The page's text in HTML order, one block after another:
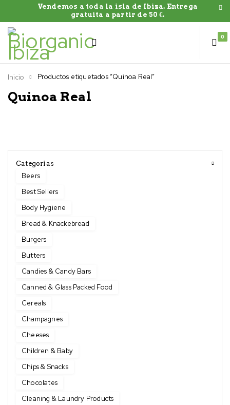
Vendemos a toda la isla de Ibiza. Entrega
gratuíta a partir de 50 €.
0
Quinoa Real
Inicio Productos etiquetados “Quinoa Real”
Categorias
Beers
Best Sellers
Body Hygiene
Bread & Knackebread
Burgers
Butters
Candies & Candy Bars
Canned & Glass Packed Food
Cereals
Champagnes
Cheeses
Children & Baby
Chips & Snacks
Chocolates
Cleaning & Laundry Products